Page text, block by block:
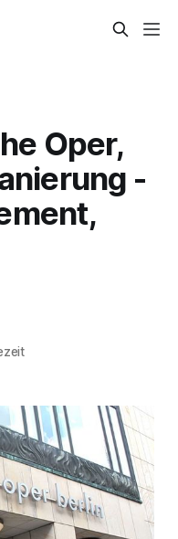
Oper,
-